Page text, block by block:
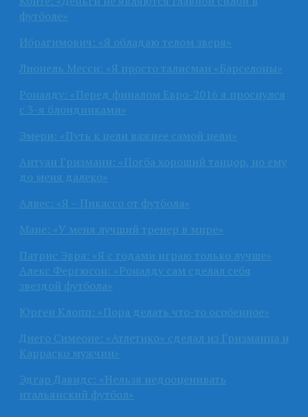
футболе»
Ибрагимович: «Я обладаю телом зверя»
Лионель Месси: «Я просто талисман «Барселоны»
Роналду: «Перед финалом Евро-2016 я проснулся
с 3-я блондинками»
Эмери: «Путь к цели важнее самой цели»
Антуан Гризманн: «Погба хороший танцор, но ему
до меня далеко»
Алвес: «Я – Пикассо от футбола»
Мане: «У меня лучший тренер в мире»
Патрис Эвра: «Я с годами играю только лучше»
Алекс Фергюсон: «Роналду сам сделал себя
звездой футбола»
Юрген Клопп: «Пора делать что-то особенное»
Диего Симеоне: «Атлетико» сделал из Гризманна и
Карраско мужчин»
Эдгар Давидс: «Нельзя недооценивать
итальянский футбол»